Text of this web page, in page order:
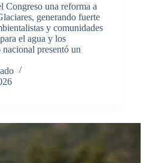
Congreso una reforma a
generando fuerte
y comunidades
el agua y los
presentó un